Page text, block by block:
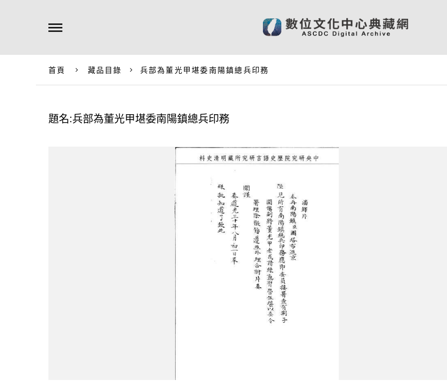
首頁 藏品目錄 兵部為董光甲堪委南陽鎮總兵印務
題名:兵部為董光甲堪委南陽鎮總兵印務